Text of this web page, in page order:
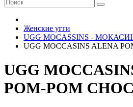
Женские угги
UGG MOCASSINS -
UGG MOCCASINS ALENA
UGG
POM-POM